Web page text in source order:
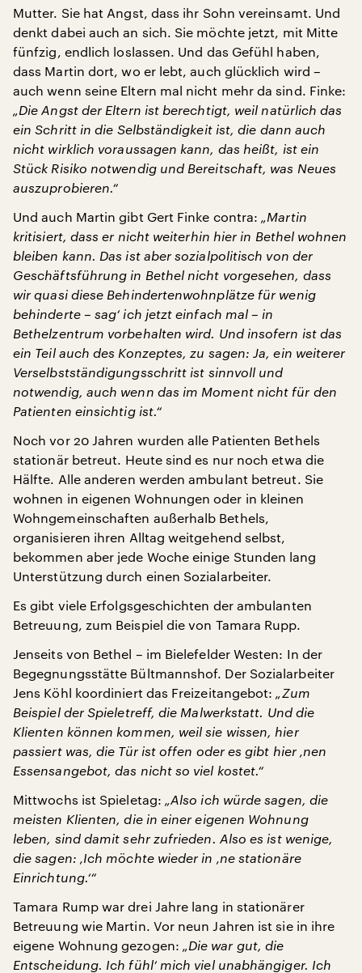
Mutter. Sie hat Angst, dass ihr Sohn vereinsamt. Und
denkt dabei auch an sich. Sie möchte jetzt, mit Mitte
fünfzig, endlich loslassen. Und das Gefühl haben,
dass Martin dort, wo er lebt, auch glücklich wird –
auch wenn seine Eltern mal nicht mehr da sind. Finke:
„Die Angst der Eltern ist berechtigt, weil natürlich das
ein Schritt in die Selbständigkeit ist, die dann auch
nicht wirklich voraussagen kann, das heißt, ist ein
Stück Risiko notwendig und Bereitschaft, was Neues
auszuprobieren.“
Und auch Martin gibt Gert Finke contra: „Martin
kritisiert, dass er nicht weiterhin hier in Bethel wohnen
bleiben kann. Das ist aber sozialpolitisch von der
Geschäftsführung in Bethel nicht vorgesehen, dass
wir quasi diese Behindertenwohnplätze für wenig
behinderte – sag‘ ich jetzt einfach mal – in
Bethelzentrum vorbehalten wird. Und insofern ist das
ein Teil auch des Konzeptes, zu sagen: Ja, ein weiterer
Verselbstständigungsschritt ist sinnvoll und
notwendig, auch wenn das im Moment nicht für den
Patienten einsichtig ist.“
Noch vor 20 Jahren wurden alle Patienten Bethels
stationär betreut. Heute sind es nur noch etwa die
Hälfte. Alle anderen werden ambulant betreut. Sie
wohnen in eigenen Wohnungen oder in kleinen
Wohngemeinschaften außerhalb Bethels,
organisieren ihren Alltag weitgehend selbst,
bekommen aber jede Woche einige Stunden lang
Unterstützung durch einen Sozialarbeiter.
Es gibt viele Erfolgsgeschichten der ambulanten
Betreuung, zum Beispiel die von Tamara Rupp.
Jenseits von Bethel – im Bielefelder Westen: In der
Begegnungsstätte Bültmannshof. Der Sozialarbeiter
Jens Köhl koordiniert das Freizeitangebot: „Zum
Beispiel der Spieletreff, die Malwerkstatt. Und die
Klienten können kommen, weil sie wissen, hier
passiert was, die Tür ist offen oder es gibt hier ‚nen
Essensangebot, das nicht so viel kostet.“
Mittwochs ist Spieletag: „Also ich würde sagen, die
meisten Klienten, die in einer eigenen Wohnung
leben, sind damit sehr zufrieden. Also es ist wenige,
die sagen: ‚Ich möchte wieder in ‚ne stationäre
Einrichtung.‘“
Tamara Rump war drei Jahre lang in stationärer
Betreuung wie Martin. Vor neun Jahren ist sie in ihre
eigene Wohnung gezogen: „Die war gut, die
Entscheidung. Ich fühl‘ mich viel unabhängiger. Ich